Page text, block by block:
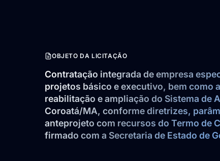
OBJETO DA LICITAÇÃO
Contratação integrada de empresa
projetos básico e executivo, bem como
reabilitação e ampliação do Sistema de
Coroatá/MA, conforme diretrizes,
anteprojeto com recursos do Termo de
firmado com a Secretaria de Estado de